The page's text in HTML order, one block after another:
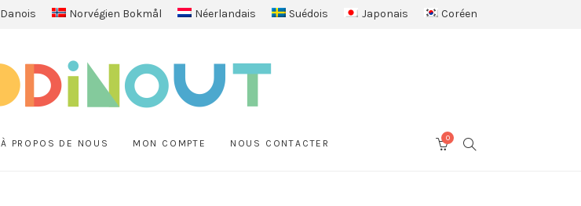
Danois Norvégien Bokmål Néerlandais Suédois Japonais Coréen
À PROPOS DE NOUS MON COMPTE NOUS CONTACTER
SEARCH
0